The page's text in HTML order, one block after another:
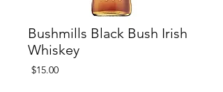
Bushmills Black Bush Irish
Whiskey
$15.00السعر